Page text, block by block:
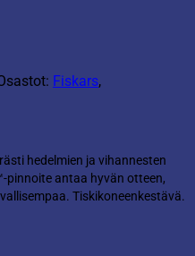
Fiskars,
hedelmien ja vihannesten
pinnoite antaa hyvän otteen,
Tiskikoneenkestävä.